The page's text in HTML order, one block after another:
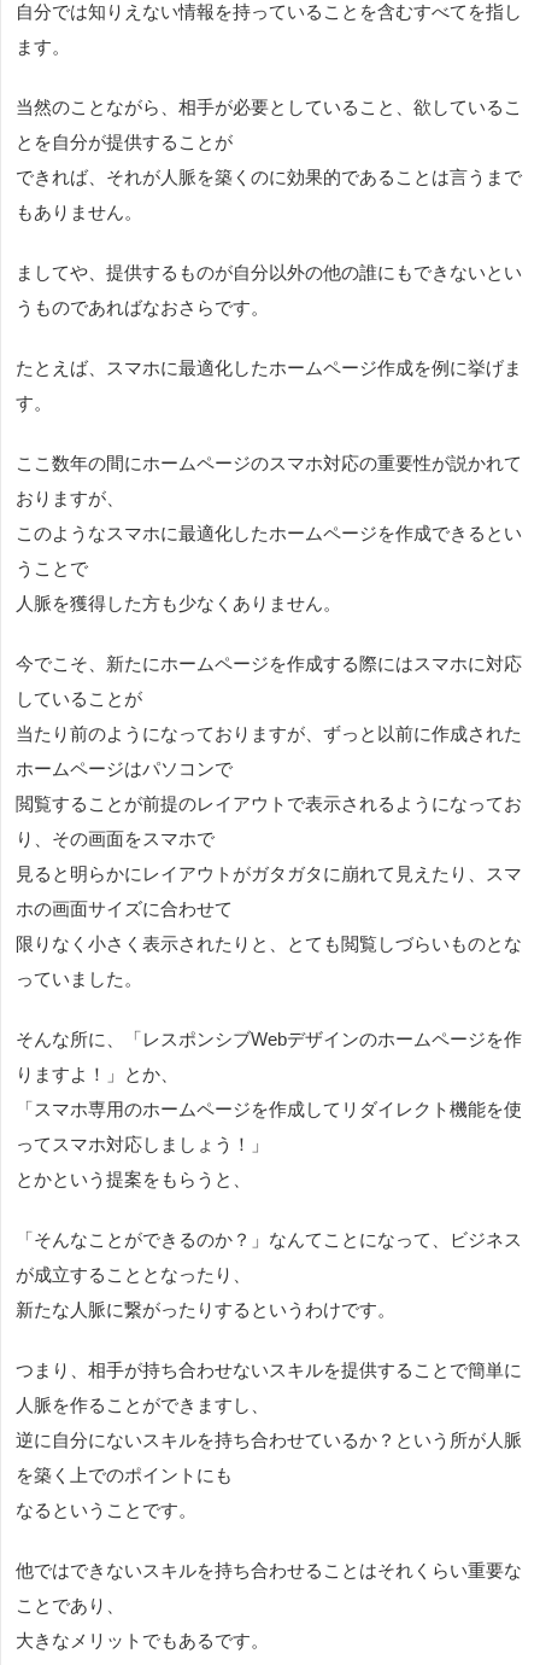
自分では知りえない情報を持っていることを含むすべてを指し
ます。
当然のことながら、相手が必要としていること、欲しているこ
とを自分が提供することが
できれば、それが人脈を築くのに効果的であることは言うまで
もありません。
ましてや、提供するものが自分以外の他の誰にもできないとい
うものであればなおさらです。
たとえば、スマホに最適化したホームページ作成を例に挙げま
す。
ここ数年の間にホームページのスマホ対応の重要性が説かれて
おりますが、
このようなスマホに最適化したホームページを作成できるとい
うことで
人脈を獲得した方も少なくありません。
今でこそ、新たにホームページを作成する際にはスマホに対応
していることが
当たり前のようになっておりますが、ずっと以前に作成された
ホームページはパソコンで
閲覧することが前提のレイアウトで表示されるようになってお
り、その画面をスマホで
見ると明らかにレイアウトがガタガタに崩れて見えたり、スマ
ホの画面サイズに合わせて
限りなく小さく表示されたりと、とても閲覧しづらいものとな
っていました。
そんな所に、「レスポンシブWebデザインのホームページを作
りますよ！」とか、
「スマホ専用のホームページを作成してリダイレクト機能を使
ってスマホ対応しましょう！」
とかという提案をもらうと、
「そんなことができるのか？」なんてことになって、ビジネス
が成立することとなったり、
新たな人脈に繋がったりするというわけです。
つまり、相手が持ち合わせないスキルを提供することで簡単に
人脈を作ることができますし、
逆に自分にないスキルを持ち合わせているか？という所が人脈
を築く上でのポイントにも
なるということです。
他ではできないスキルを持ち合わせることはそれくらい重要な
ことであり、
大きなメリットでもあるです。